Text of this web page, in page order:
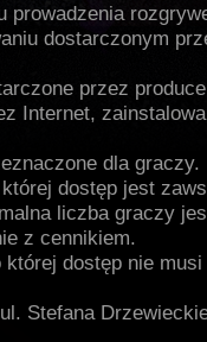
prowadzenia
dostarczonym
przez
Internet,
dla graczy.
dostęp jest
liczba graczy
z cennikiem.
której dostęp nie
Stefana